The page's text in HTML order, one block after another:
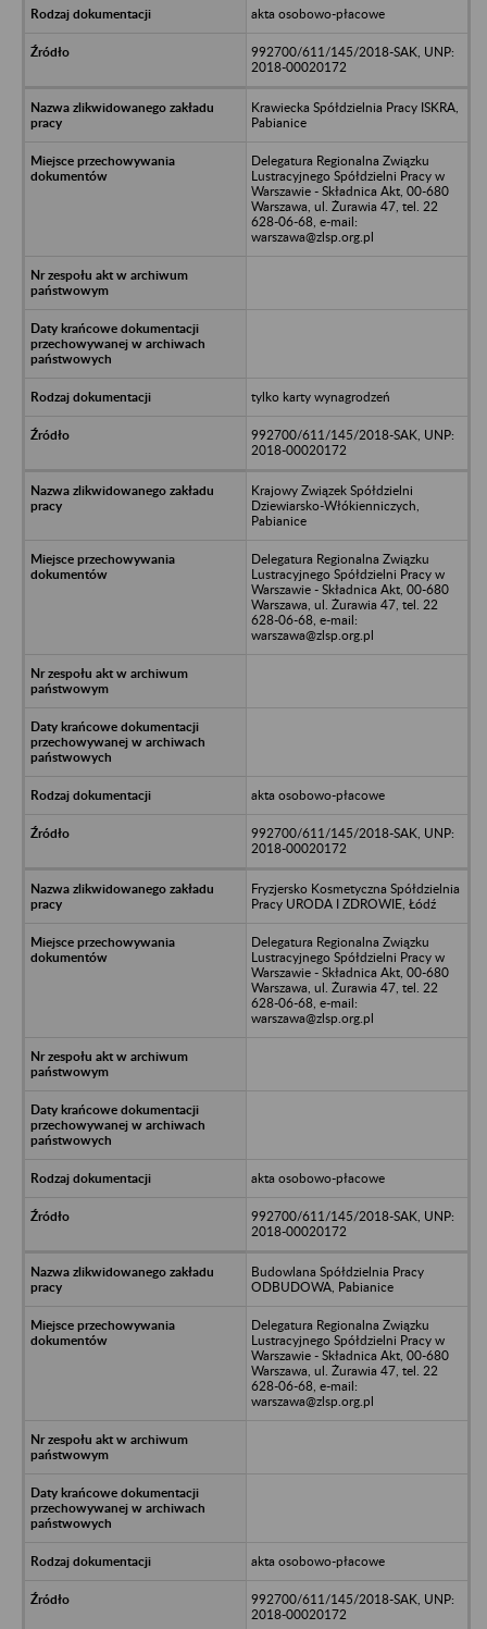
akta osobowo-płacowe
992700/611/145/2018-SAK, UNP:
2018-00020172
Krawiecka Spółdzielnia Pracy ISKRA,
Pabianice
Delegatura Regionalna Związku
Lustracyjnego Spółdzielni Pracy w
Warszawie - Składnica Akt, 00-680
Warszawa, ul. Żurawia 47, tel. 22
628-06-68, e-mail:
warszawa@zlsp.org.pl
tylko karty wynagrodzeń
992700/611/145/2018-SAK, UNP:
2018-00020172
Krajowy Związek Spółdzielni
Dziewiarsko-Włókienniczych,
Pabianice
Delegatura Regionalna Związku
Lustracyjnego Spółdzielni Pracy w
Warszawie - Składnica Akt, 00-680
Warszawa, ul. Żurawia 47, tel. 22
628-06-68, e-mail:
warszawa@zlsp.org.pl
akta osobowo-płacowe
992700/611/145/2018-SAK, UNP:
2018-00020172
Fryzjersko Kosmetyczna Spółdzielnia
Pracy URODA I ZDROWIE, Łódź
Delegatura Regionalna Związku
Lustracyjnego Spółdzielni Pracy w
Warszawie - Składnica Akt, 00-680
Warszawa, ul. Żurawia 47, tel. 22
628-06-68, e-mail:
warszawa@zlsp.org.pl
akta osobowo-płacowe
992700/611/145/2018-SAK, UNP:
2018-00020172
Budowlana Spółdzielnia Pracy
ODBUDOWA, Pabianice
Delegatura Regionalna Związku
Lustracyjnego Spółdzielni Pracy w
Warszawie - Składnica Akt, 00-680
Warszawa, ul. Żurawia 47, tel. 22
628-06-68, e-mail:
warszawa@zlsp.org.pl
akta osobowo-płacowe
992700/611/145/2018-SAK, UNP:
2018-00020172